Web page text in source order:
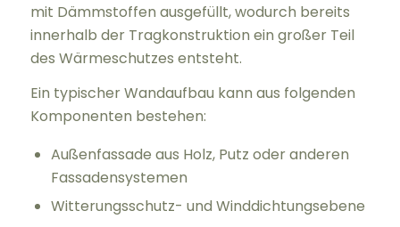
mit Dämmstoffen ausgefüllt, wodurch bereits
innerhalb der Tragkonstruktion ein großer Teil
des Wärmeschutzes entsteht.
Ein typischer Wandaufbau kann aus folgenden
Komponenten bestehen:
Außenfassade aus Holz, Putz oder anderen
Fassadensystemen
Witterungsschutz- und Winddichtungsebene